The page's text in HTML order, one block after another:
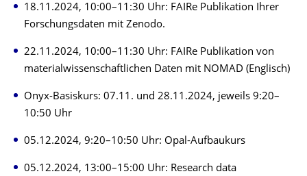
18.11.2024, 10:00–11:30 Uhr: FAIRe Publikation Ihrer
Forschungsdaten mit Zenodo.
22.11.2024, 10:00–11:30 Uhr: FAIRe Publikation von
materialwissenschaftlichen Daten mit NOMAD (Englisch)
Onyx-Basiskurs: 07.11. und 28.11.2024, jeweils 9:20–
10:50 Uhr
05.12.2024, 9:20–10:50 Uhr: Opal-Aufbaukurs
05.12.2024, 13:00–15:00 Uhr: Research data